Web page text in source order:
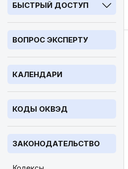
БЫСТРЫЙ ДОСТУП
ВОПРОС ЭКСПЕРТУ
КАЛЕНДАРИ
КОДЫ ОКВЭД
ЗАКОНОДАТЕЛЬСТВО